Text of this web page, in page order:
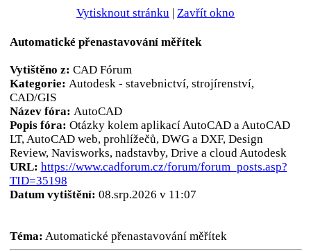
Vytisknout stránku | Zavřít okno
Automatické přenastavování měřítek
Vytištěno z: CAD Fórum
Kategorie: Autodesk - stavebnictví, strojírenství,
CAD/GIS
Název fóra: AutoCAD
Popis fóra: Otázky kolem aplikací AutoCAD a AutoCAD
LT, AutoCAD web, prohlížečů, DWG a DXF, Design
Review, Navisworks, nadstavby, Drive a cloud Autodesk
URL: https://www.cadforum.cz/forum/forum_posts.asp?
TID=35198
Datum vytištění: 08.srp.2026 v 11:07
Téma: Automatické přenastavování měřítek